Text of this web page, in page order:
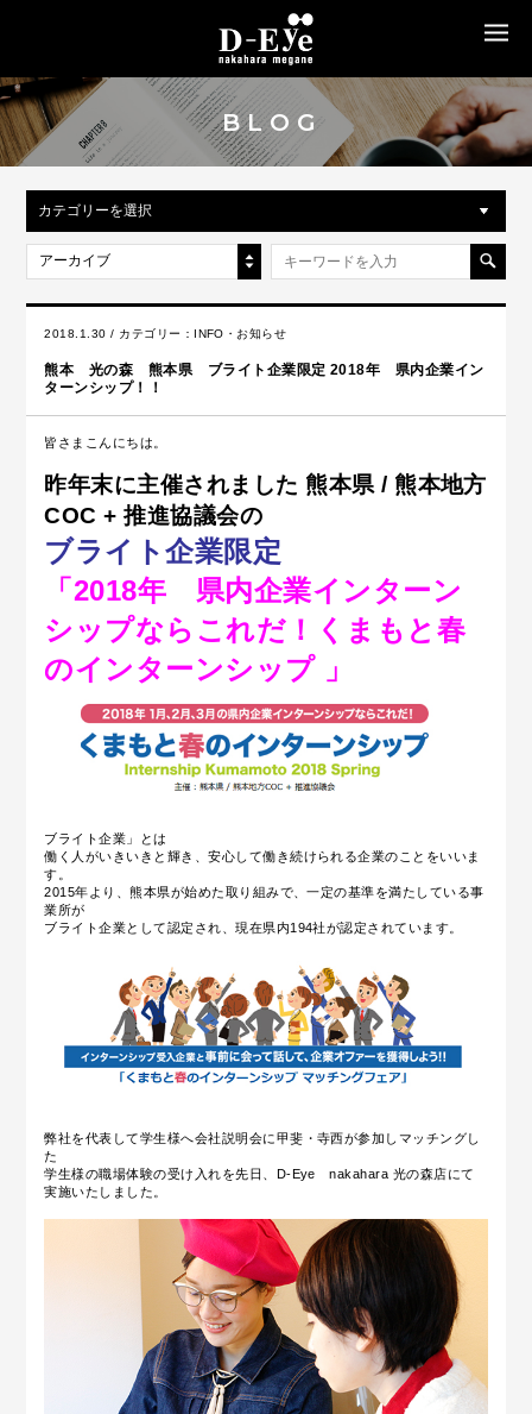
BLOG
カテゴリーを選択
アーカイブ
2018.1.30 / カテゴリー： INFO・お知らせ
熊本 光の森 熊本県 ブライト企業限定 2018年 県内企業イン
ターンシップ！！
皆さまこんにちは。
昨年末に主催されました 熊本県 / 熊本地方
COC + 推進協議会の
ブライト企業限定
「2018年 県内企業インターン
シップならこれだ！くまもと春
のインターンシップ 」
ブライト企業」とは
働く人がいきいきと輝き、安心して働き続けられる企業のことをいいま
す。
2015年より、熊本県が始めた取り組みで、一定の基準を満たしている事
業所が
ブライト企業として認定され、現在県内194社が認定されています。
弊社を代表して学生様へ会社説明会に甲斐・寺西が参加しマッチングし
た
学生様の職場体験の受け入れを先日、D-Eye nakahara 光の森店にて
実施いたしました。